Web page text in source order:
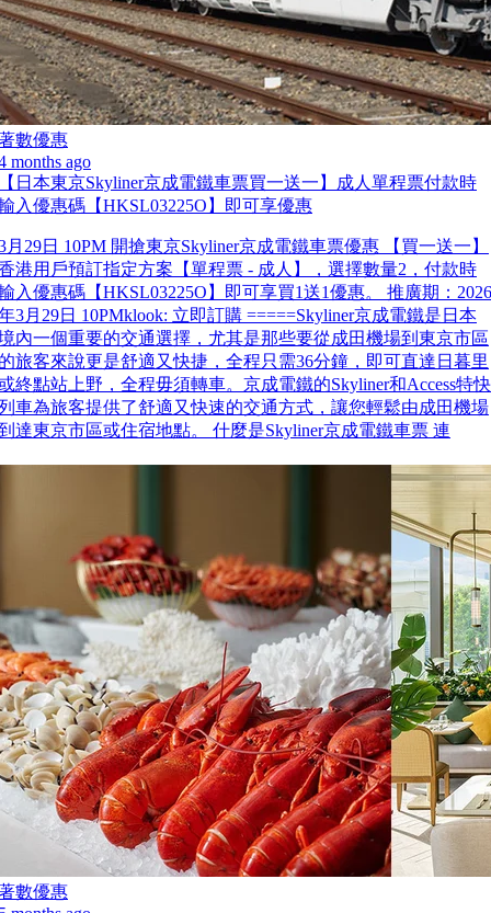
數優惠
months ago
日本東京Skyliner京成電鐵車票買一送一】成人單程票付款時
入優惠碼【HKSL03225O】即可享優惠
月29日 10PM 開搶東京Skyliner京成電鐵車票優惠 【買一送一】
港用戶預訂指定方案【單程票 - 成人】，選擇數量2，付款時
入優惠碼【HKSL03225O】即可享買1送1優惠。 推廣期：2026
3月29日 10PMklook: 立即訂購 =====Skyliner京成電鐵是日本
內一個重要的交通選擇，尤其是那些要從成田機場到東京市區
旅客來說更是舒適又快捷，全程只需36分鐘，即可直達日暮里
終點站上野，全程毋須轉車。京成電鐵的Skyliner和Access特快
車為旅客提供了舒適又快速的交通方式，讓您輕鬆由成田機場
達東京市區或住宿地點。 什麼是Skyliner京成電鐵車票 連
數優惠